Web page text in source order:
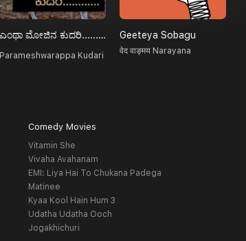
ಎಂಥಾ ಮೋಜಿನ ಕುದರಿ.........
Parameshwarappa Kudari
Geeteya Sobagu
वेद वाङ्मय Narayana
Comedy Movies
Vitamin She
Vivaha Avahanam
EMI: Liya Hai To Chukana Padega
Matinee
Kyaa Kool Hain Hum 3
Udatha Udatha Ooch
Jogakhichuri